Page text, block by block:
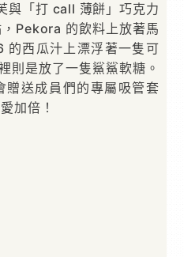
與「打 call 薄餅」巧克力
Pekora 的飲料上放著馬
的西瓜汁上漂浮著一隻可
則是放了一隻鯊鯊軟糖。
贈送成員們的專屬吸管套
加倍！